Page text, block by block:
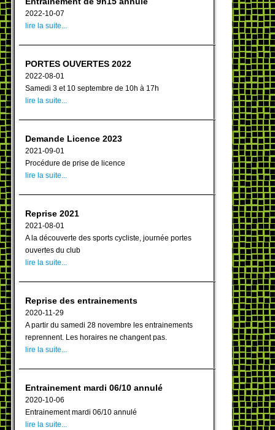
2022-10-07
lire la suite...
PORTES OUVERTES 2022
2022-08-01
Samedi 3 et 10 septembre de 10h à 17h
lire la suite...
Demande Licence 2023
2021-09-01
Procédure de prise de licence
lire la suite...
Reprise 2021
2021-08-01
A la découverte des sports cycliste, journée portes
ouvertes du club
lire la suite...
Reprise des entrainements
2020-11-29
A partir du samedi 28 novembre les entrainements
reprennent. Les horaires ne changent pas.
lire la suite...
Entrainement mardi 06/10 annulé
2020-10-06
Entrainement mardi 06/10 annulé
lire la suite...